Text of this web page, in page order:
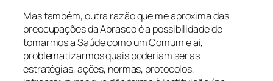
Mas também, outra razão que me aproxima das
preocupações da Abrasco é a possibilidade de
tomarmos a Saúde como um Comum e aí,
problematizarmos quais poderiam ser as
estratégias, ações, normas, protocolos,